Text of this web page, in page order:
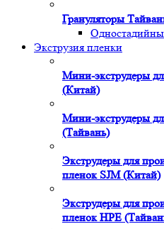
Грануляторы
Экструзия пленки
Мини-экструдеры
(Китай)
Мини-экструдеры
(Тайвань)
Экструдеры для
пленок SJM (Китай)
Экструдеры для
пленок HPE